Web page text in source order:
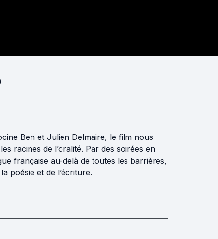
Ben et Julien Delmaire, le film nous
racines de l’oralité. Par des soirées en
française au-delà de toutes les barrières,
poésie et de l’écriture.